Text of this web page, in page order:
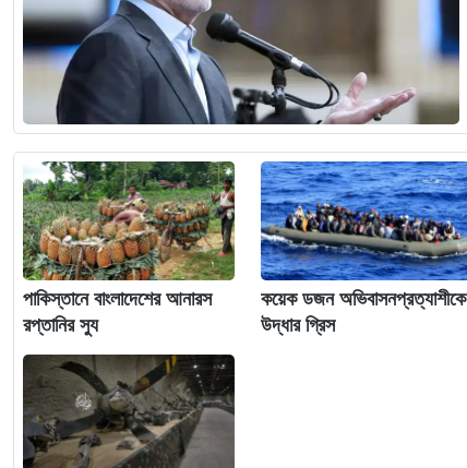
পাকিস্তানে বাংলাদেশের আনারস
রপ্তানির সুয
কয়েক ডজন অভিবাসনপ্রত্যাশীকে
উদ্ধার গ্রিস